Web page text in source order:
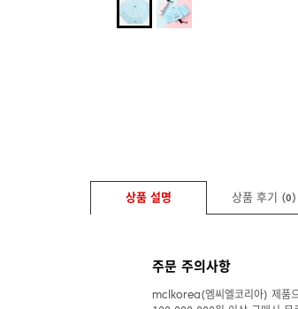
상품 설명 상품 후기 (0)
주문 주의사항
mclkorea(엠씨엘코리아) 제품